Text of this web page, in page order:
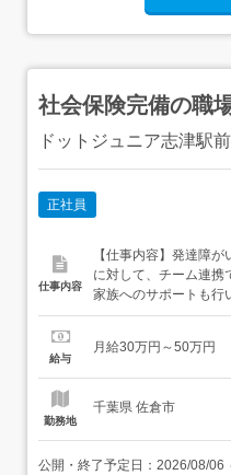
社会保険完備の職
ドットジュニア志津駅
正社員
仕事内容
【仕事内容】発達障
に対して、チーム連携
家族へのサポートも行
エーション、プールで
自信につなげる様々な
給与
月給30万円～50万円
勤務地
千葉県 佐倉市
公開・終了予定日： 2026/08/06